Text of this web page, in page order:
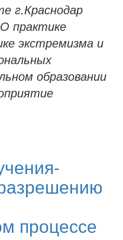
г.Краснодар
практике
экстремизма и
образовании
процессе